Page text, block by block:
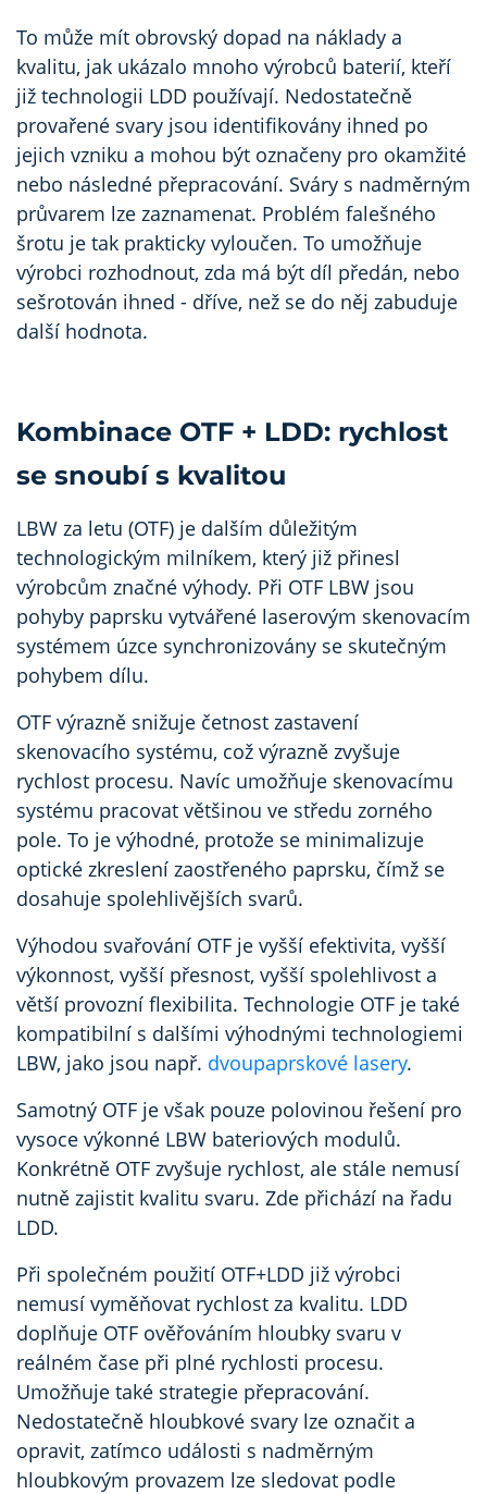
To může mít obrovský dopad na náklady a
kvalitu, jak ukázalo mnoho výrobců baterií, kteří
již technologii LDD používají. Nedostatečně
provařené svary jsou identifikovány ihned po
jejich vzniku a mohou být označeny pro okamžité
nebo následné přepracování. Sváry s nadměrným
průvarem lze zaznamenat. Problém falešného
šrotu je tak prakticky vyloučen. To umožňuje
výrobci rozhodnout, zda má být díl předán, nebo
sešrotován ihned - dříve, než se do něj zabuduje
další hodnota.
Kombinace OTF + LDD: rychlost
se snoubí s kvalitou
LBW za letu (OTF) je dalším důležitým
technologickým milníkem, který již přinesl
výrobcům značné výhody. Při OTF LBW jsou
pohyby paprsku vytvářené laserovým skenovacím
systémem úzce synchronizovány se skutečným
pohybem dílu.
OTF výrazně snižuje četnost zastavení
skenovacího systému, což výrazně zvyšuje
rychlost procesu. Navíc umožňuje skenovacímu
systému pracovat většinou ve středu zorného
pole. To je výhodné, protože se minimalizuje
optické zkreslení zaostřeného paprsku, čímž se
dosahuje spolehlivějších svarů.
Výhodou svařování OTF je vyšší efektivita, vyšší
výkonnost, vyšší přesnost, vyšší spolehlivost a
větší provozní flexibilita. Technologie OTF je také
kompatibilní s dalšími výhodnými technologiemi
LBW, jako jsou např. dvoupaprskové lasery.
Samotný OTF je však pouze polovinou řešení pro
vysoce výkonné LBW bateriových modulů.
Konkrétně OTF zvyšuje rychlost, ale stále nemusí
nutně zajistit kvalitu svaru. Zde přichází na řadu
LDD.
Při společném použití OTF+LDD již výrobci
nemusí vyměňovat rychlost za kvalitu. LDD
doplňuje OTF ověřováním hloubky svaru v
reálném čase při plné rychlosti procesu.
Umožňuje také strategie přepracování.
Nedostatečně hloubkové svary lze označit a
opravit, zatímco události s nadměrným
hloubkovým provazem lze sledovat podle